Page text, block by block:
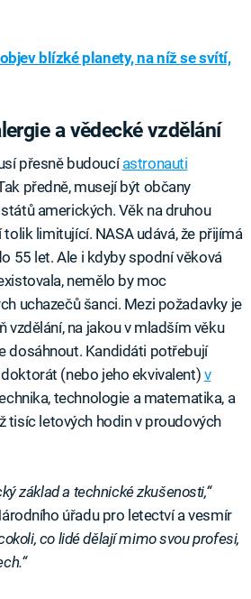
blízké planety, na níž se svítí,
a vědecké vzdělání
přesně budoucíastronauti
předně, musejí být občany
amerických. Věk na druhou
tolik limitující. NASA udává, že přijímá
55 let. Ale i kdyby spodní věková
nemělo by moc
uchazečů šanci. Mezi požadavky je
vzdělání, na jakou v mladším věku
dosáhnout. Kandidáti potřebují
(nebo jeho ekvivalent) v
technologie a matematika, a
tisíc letových hodin v proudových
základ a technické zkušenosti,“
úřadu pro letectví a vesmír
co lidé dělají mimo svou profesi,